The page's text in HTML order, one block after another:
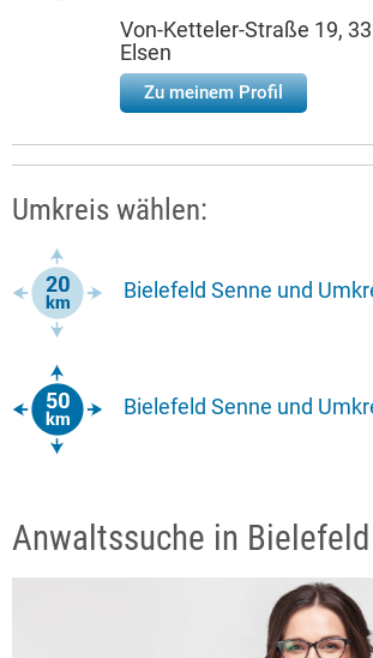
Von-Ketteler-Straße 19,
Elsen
Zu meinem Profil
Umkreis wählen:
Bielefeld Senne und
Bielefeld Senne und
Anwaltssuche in Bielefeld